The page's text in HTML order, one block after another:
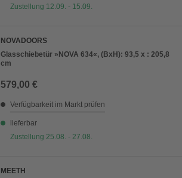
Zustellung 12.09. - 15.09.
NOVADOORS
Glasschiebetür »NOVA 634«, (BxH): 93,5 x : 205,8
cm
579,00 €
Verfügbarkeit im Markt prüfen
lieferbar
Zustellung 25.08. - 27.08.
MEETH